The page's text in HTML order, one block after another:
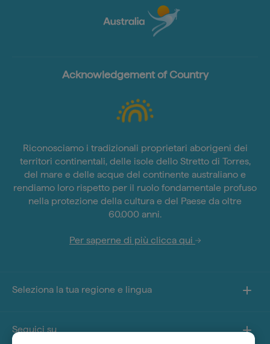
Acknowledgement of Country
Riconosciamo i tradizionali proprietari aborigeni dei
territori continentali, delle isole dello Stretto di Torres,
del mare e delle acque del continente australiano e
rendiamo loro rispetto per il ruolo fondamentale profuso
nella protezione della cultura e del Paese da oltre
60.000 anni.
Per saperne di più clicca qui
Seleziona la tua regione e lingua
Seguici su